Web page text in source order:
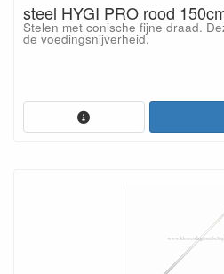
steel HYGI PRO rood
Stelen met conische fijne draad.
de voedingsnijverheid.